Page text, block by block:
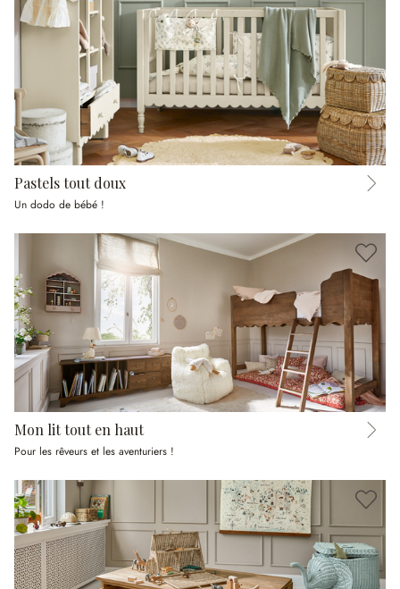
Pastels tout doux
Un dodo de bébé !
Mon lit tout en haut
Pour les rêveurs et les aventuriers !